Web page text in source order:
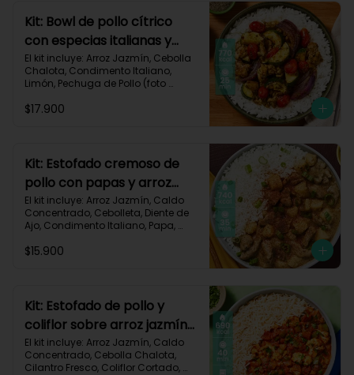
Kit: Bowl de pollo cítrico
con especias italianas y
vegetales asados-135
El kit incluye: Arroz Jazmín, Cebolla
Chalota, Condimento Italiano,
Limón, Pechuga de Pollo (foto
Cherry, Zucchini, Receta Impresa.
$17.900
Kit: Estofado cremoso de
pollo con papas y arroz
jazmín-127
El kit incluye: Arroz Jazmín, Caldo
Concentrado, Cebolleta, Diente de
Ajo, Condimento Italiano, Papa,
160g/p), Queso Crema, Receta
Grasas 14g | Proteínas 41g
$15.900
Kit: Estofado de pollo y
coliflor sobre arroz jazmín-
106
El kit incluye: Arroz Jazmín, Caldo
Concentrado, Cebolla Chalota,
Cilantro Fresco, Coliflor Cortado,